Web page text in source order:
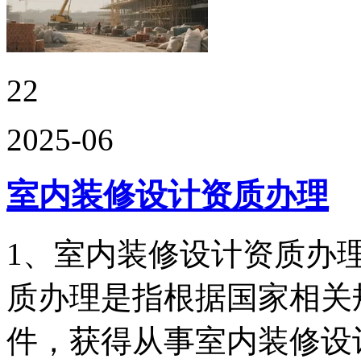
22
2025-06
室内装修设计资质办理
1、室内装修设计资质办
质办理是指根据国家相
件，获得从事室内装修